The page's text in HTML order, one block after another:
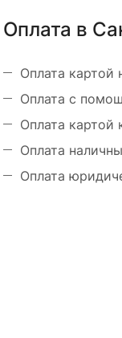
Оплата в
Оплата картой
Оплата с
Оплата картой
Оплата
Оплата